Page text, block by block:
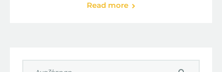
Read more